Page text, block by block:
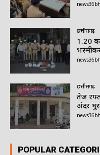
छत्तीसगढ़
1.20
छत्तीसगढ़
तेज
अंदर
POPULAR